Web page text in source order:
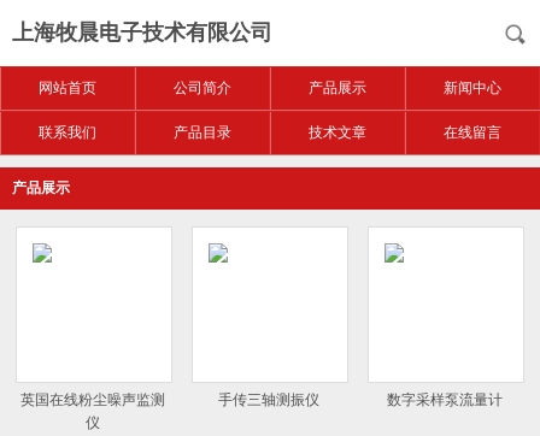
上海牧晨电子技术有限公司
网站首页 公司简介 产品展示 新闻中心
联系我们 产品目录 技术文章 在线留言
产品展示
英国在线粉尘噪声监测
仪
手传三轴测振仪 数字采样泵流量计